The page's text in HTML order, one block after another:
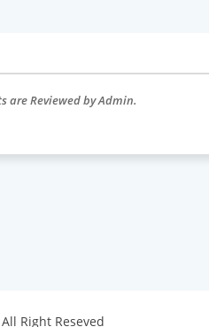
are Reviewed by Admin.
All Right Reseved